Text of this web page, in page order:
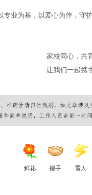
业为基，以爱心为伴，守
家校同心，共
让我们一起携
鲜花 握手 雷人